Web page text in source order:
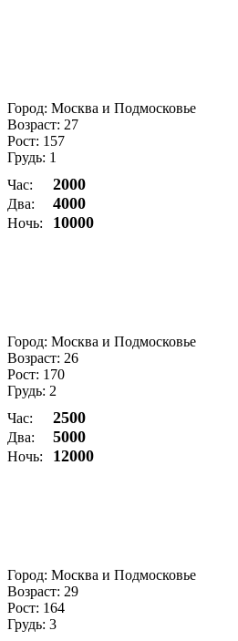
Город: Москва и Подмосковье
Возраст: 27
Рост: 157
Грудь: 1
Час:
2000
Два: 4000
Ночь: 10000
Город: Москва и Подмосковье
Возраст: 26
Рост: 170
Грудь: 2
Час:
2500
Два: 5000
Ночь: 12000
Город: Москва и Подмосковье
Возраст: 29
Рост: 164
Грудь: 3